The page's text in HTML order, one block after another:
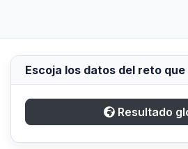
Escoja los datos del reto
Resultado